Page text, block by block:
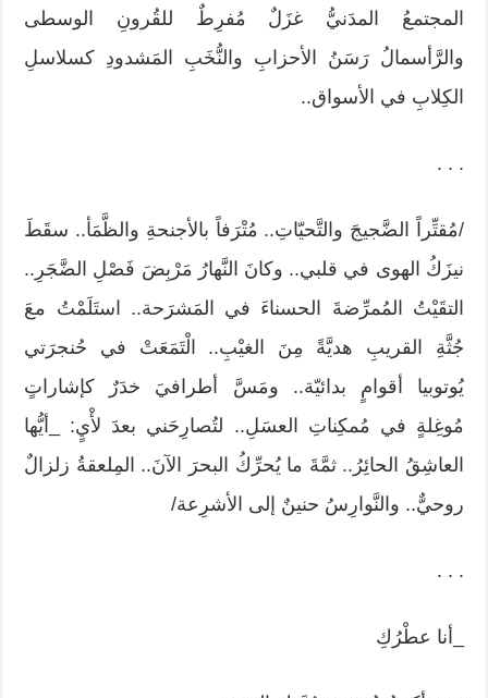
المجتمعُ المدَنيُّ غزَلٌ مُفرِطٌ للقُرونِ الوسطى
والرَّأسمالُ رَسَنُ الأحزابِ والنُّخَبِ المَشدودِ كسلاسلِ
الكِلابِ في الأسواق..
. . .
/مُقتِّراً الضَّجيجَ والتَّحيّاتِ.. مُتْرَفاً بالأجنحةِ والظَّمَأ.. سقَطَ
نيزَكُ الهوى في قلبي.. وكانَ النَّهارُ مَرْبِضَ فَصْلِ الضَّجَرِ..
التقَيْتُ المُمرِّضةَ الحسناءَ في المَشرَحة.. استَلَمْتُ معَ
جُثَّةِ القريبِ هديَّةً مِنَ الغيْبِ.. الْتَمَعَتْ في حُنجرَتي
يُوتوبيا أقوامٍ بدائيّة.. ومَسَّ أطرافيَ خدَرٌ كإشاراتٍ
مُوغِلةٍ في مُمكِناتِ العسَلِ.. لتُصارِحَني بعدَ لأْيٍ: _أيُّها
العاشِقُ الحائِرُ.. ثمَّةَ ما يُحرِّكُ البحرَ الآنَ.. المِلعقةُ زلزالٌ
روحيٌّ.. والنَّوارِسُ حنينٌ إلى الأشرِعة/
. . .
_أنا عطْرُكِ